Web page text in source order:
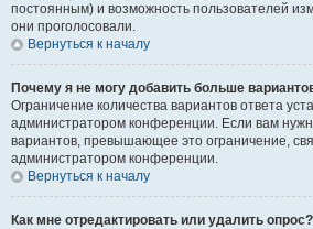
постоянным) и возможность пользователей
они проголосовали.
Вернуться к началу
Почему я не могу добавить больше
Ограничение количества вариантов ответа
администратором конференции. Если вам
вариантов, превышающее это ограничение,
администратором конференции.
Вернуться к началу
Как мне отредактировать или удалить опрос?